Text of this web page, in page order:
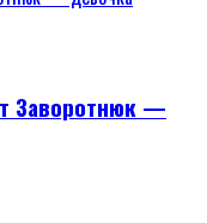
Заворотнюк —